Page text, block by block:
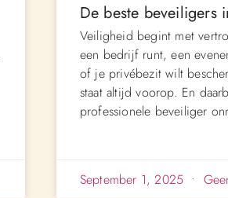
De beste beveiligers
Veiligheid begint met
een bedrijf runt, een
of je privébezit wilt
staat altijd voorop. En
professionele beveiliger
September 1, 2025